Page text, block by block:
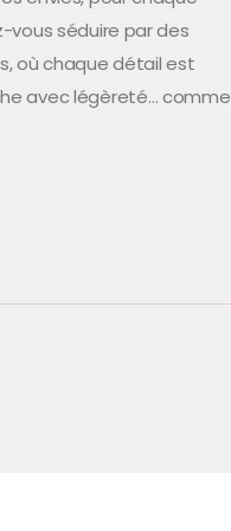
vous séduire par des
où chaque détail est
avec légèreté… comme